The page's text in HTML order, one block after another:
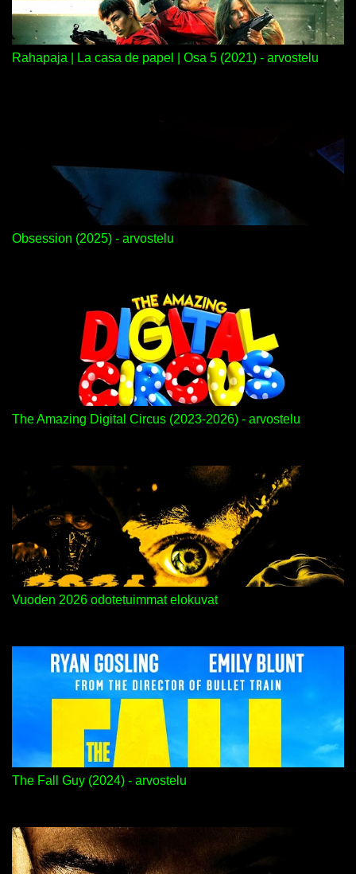
Rahapaja | La casa de papel | Osa 5 (2021) - arvostelu
Obsession (2025) - arvostelu
The Amazing Digital Circus (2023-2026) - arvostelu
Vuoden 2026 odotetuimmat elokuvat
The Fall Guy (2024) - arvostelu